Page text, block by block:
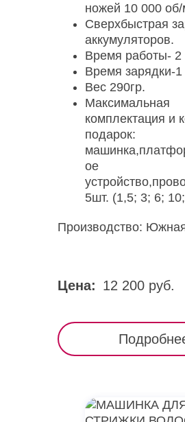
ножей 10 000
Сверхбыстрая
аккумуляторов.
Время работы- 2
Время зарядки-1
Вес 290гр.
Максимальная
комплектация и
подарок:
ое
5шт. (1,5; 3; 6;
Производство:
Цена: 12 200 руб.